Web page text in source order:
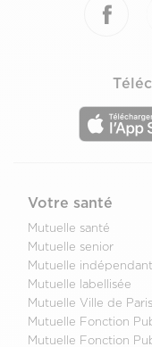
Votre santé
Mutuelle santé
Mutuelle senior
Mutuelle indépendant
Mutuelle labellisée
Mutuelle Ville de Paris
Mutuelle Fonction
Mutuelle Fonction